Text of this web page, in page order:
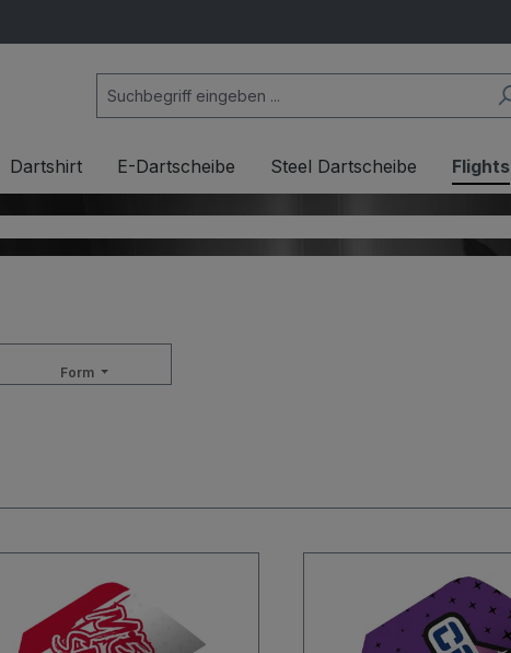
Dartshirt E-Dartscheibe Steel Dartscheibe Flights
Form